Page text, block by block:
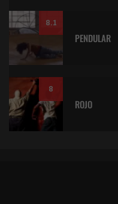
8.1
PENDULAR
8
ROJO